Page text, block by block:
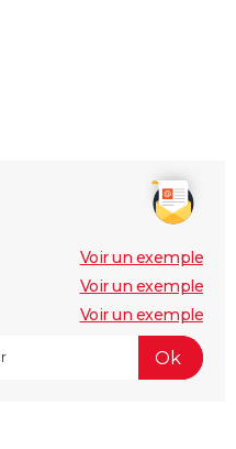
Voir un exemple
Voir un exemple
Voir un exemple